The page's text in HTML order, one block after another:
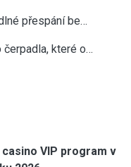
přespání be…
které o…
casino VIP program v